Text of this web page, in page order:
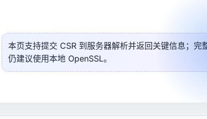
本页支持提交 CSR 到服务器解析并返回关键信息；完
仍建议使用本地 OpenSSL。